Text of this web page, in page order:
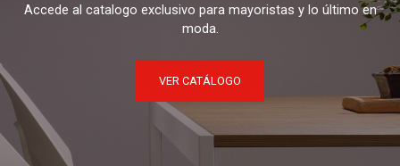
Accede al catalogo exclusivo para mayoristas y lo último en
moda.
VER CATÁLOGO